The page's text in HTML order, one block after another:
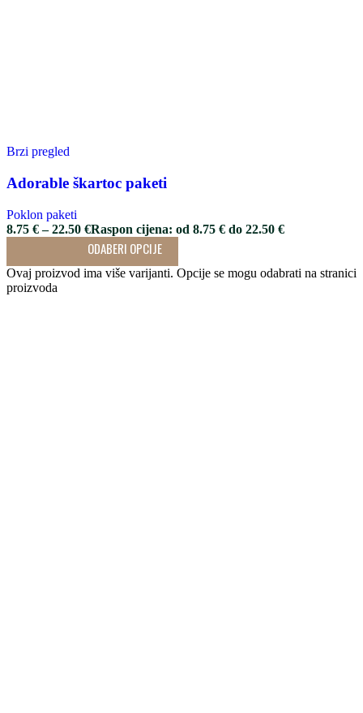
Brzi pregled
Adorable škartoc paketi
Poklon paketi
8.75 € – 22.50 €Raspon cijena: od 8.75 € do 22.50 €
ODABERI OPCIJE
Ovaj proizvod ima više varijanti. Opcije se mogu odabrati na stranici
proizvoda